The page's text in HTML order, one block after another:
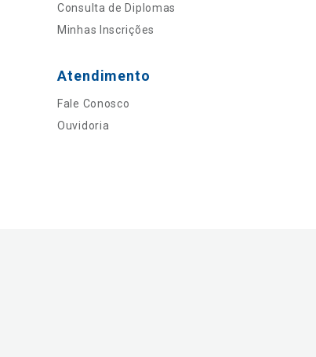
Consulta de Diplomas
Minhas Inscrições
Atendimento
Fale Conosco
Ouvidoria